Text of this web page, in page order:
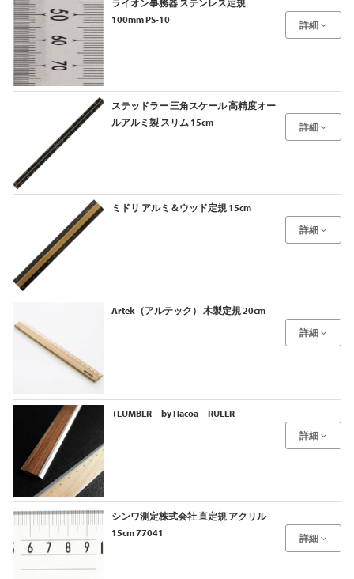
ライオン事務器 ステンレス定規
100mm PS-10
詳細
ステッドラー 三角スケール 高精度オー
ルアルミ製 スリム 15cm
詳細
ミドリ アルミ＆ウッド定規 15cm
詳細
Artek（アルテック） 木製定規 20cm
詳細
+LUMBER by Hacoa RULER
詳細
シンワ測定株式会社 直定規 アクリル
15cm 77041
詳細